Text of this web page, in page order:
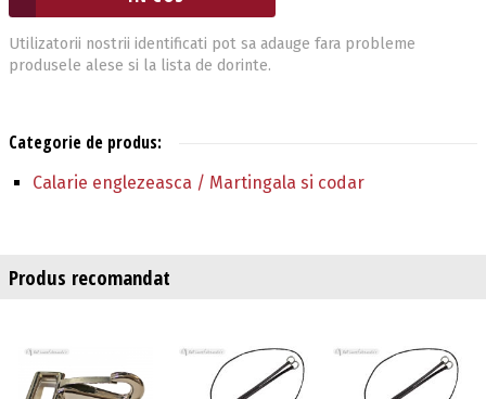
Utilizatorii nostrii identificati pot sa adauge fara probleme
produsele alese si la lista de dorinte.
Categorie de produs:
Calarie englezeasca / Martingala si codar
Produs recomandat